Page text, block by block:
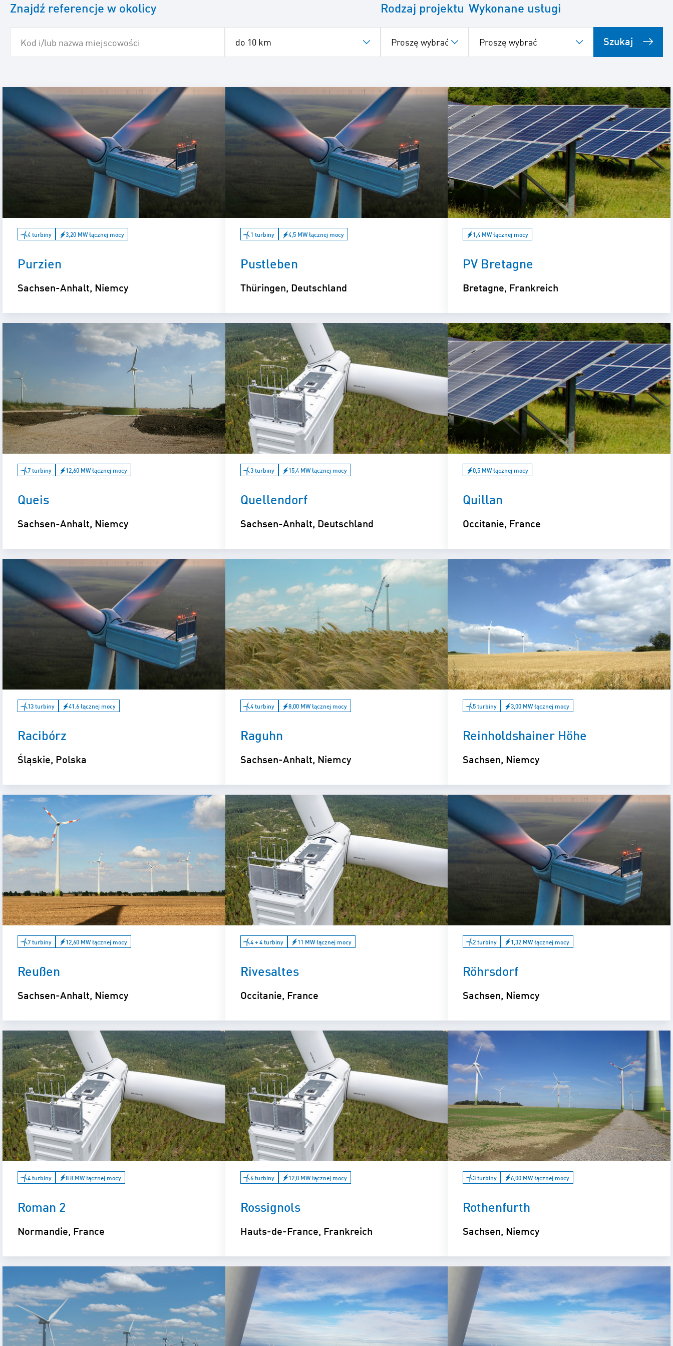
Znajdź referencje w okolicy Rodzaj projektu Wykonane usługi
Szukaj
4 turbiny 3,20 MW łącznej mocy
Purzien
Sachsen-Anhalt, Niemcy
1 turbiny 4,5 MW łącznej mocy
Pustleben
Thüringen, Deutschland
1,4 MW łącznej mocy
PV Bretagne
Bretagne, Frankreich
7 turbiny 12,60 MW łącznej mocy
Queis
Sachsen-Anhalt, Niemcy
3 turbiny 15,4 MW łącznej mocy
Quellendorf
Sachsen-Anhalt, Deutschland
0,5 MW łącznej mocy
Quillan
Occitanie, France
13 turbiny 41.6 łącznej mocy
Racibórz
Śląskie, Polska
4 turbiny 8,00 MW łącznej mocy
Raguhn
Sachsen-Anhalt, Niemcy
5 turbiny 3,00 MW łącznej mocy
Reinholdshainer Höhe
Sachsen, Niemcy
7 turbiny 12,60 MW łącznej mocy
Reußen
Sachsen-Anhalt, Niemcy
4 + 4 turbiny 11 MW łącznej mocy
Rivesaltes
Occitanie, France
2 turbiny 1,32 MW łącznej mocy
Röhrsdorf
Sachsen, Niemcy
4 turbiny 8.8 MW łącznej mocy
Roman 2
Normandie, France
6 turbiny 12,0 MW łącznej mocy
Rossignols
Hauts-de-France, Frankreich
3 turbiny 6,00 MW łącznej mocy
Rothenfurth
Sachsen, Niemcy